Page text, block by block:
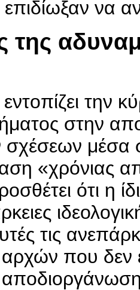
να
της
την
στην
μέσα
«χρόνιας
ότι η
τις
αρχών που δεν